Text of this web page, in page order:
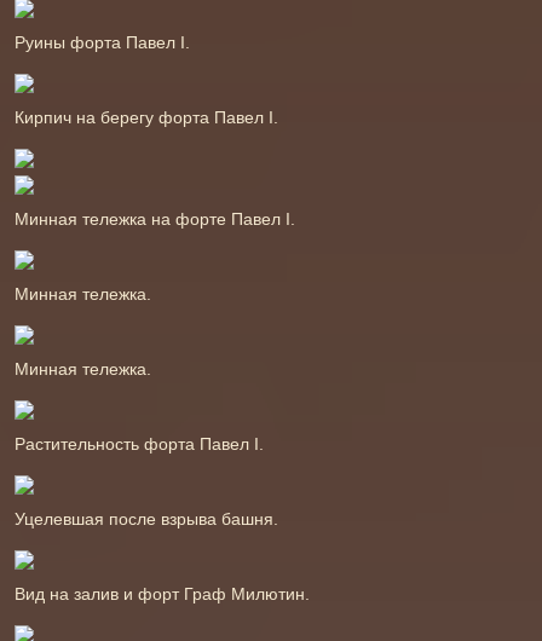
Руины форта Павел І.
Кирпич на берегу форта Павел І.
Минная тележка на форте Павел І.
Минная тележка.
Минная тележка.
Растительность форта Павел І.
Уцелевшая после взрыва башня.
Вид на залив и форт Граф Милютин.